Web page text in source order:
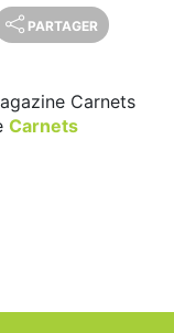
PARTAGER
Carnets
Carnets